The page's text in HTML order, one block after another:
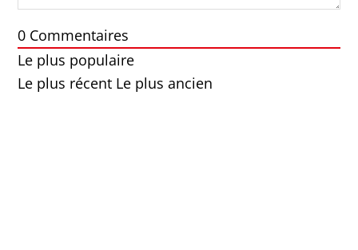
0 Commentaires
Le plus populaire
Le plus récent Le plus ancien